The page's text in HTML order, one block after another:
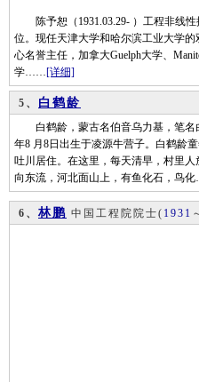
陈予恕（1931.03.29- ）工程非线性
位。现任天津大学和哈尔滨工业大学
心名誉主任，加拿大Guelph大学、
学……[详细]
5、 白鹤龄
白鹤龄，蒙古名伯音乌力基，笔名
年8 月8日出生于凌源牛营子。白鹤龄
吐川居住。在这里，每天清早，村里
向东流，河北面山上，有鱼化石，鸟
6、 林鹏 中国工程院院士( 1931